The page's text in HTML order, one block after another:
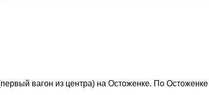
вагон из центра) на Остоженке. По